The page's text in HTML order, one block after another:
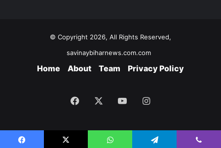
© Copyright 2026, All Rights Reserved,
savinaybiharnews.com.com
Home About Team Privacy Policy
Facebook YouTubeInstagram